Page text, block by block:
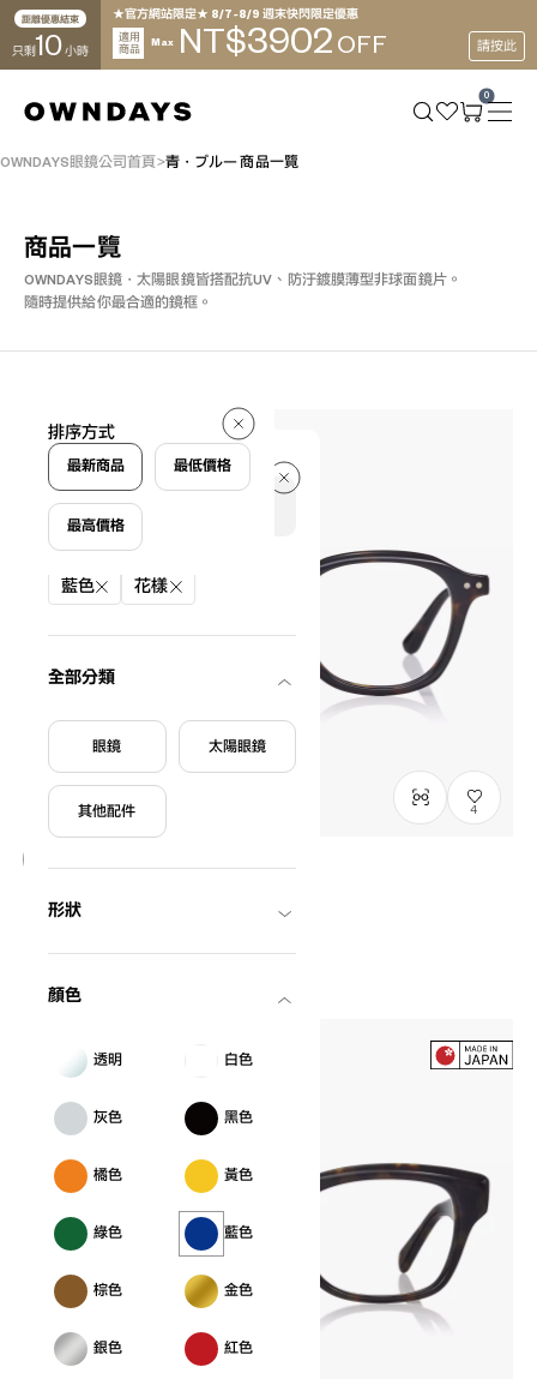
距離優惠結束
只剩 10 小時
★官方網站限定★ 8/7~8/9 週末快閃限定優惠
適用
商品
Max NT$3902 OFF 請按此
0
OWNDAYS眼鏡公司首頁 青・ブルー 商品一覽
商品一覽
OWNDAYS眼鏡・太陽眼鏡皆搭配抗UV、防汙鍍膜薄型非球面鏡片。
隨時提供給你最合適的鏡框。
434 件
篩選條件
藍色 花樣
全部分類
眼鏡 太陽眼鏡
其他配件
形狀
顏色
透明 白色
灰色 黑色
橘色 黃色
綠色 藍色
棕色 金色
銀色 紅色
排序方式
最新商品 最低價格
最高價格
4
GB2047M-6S